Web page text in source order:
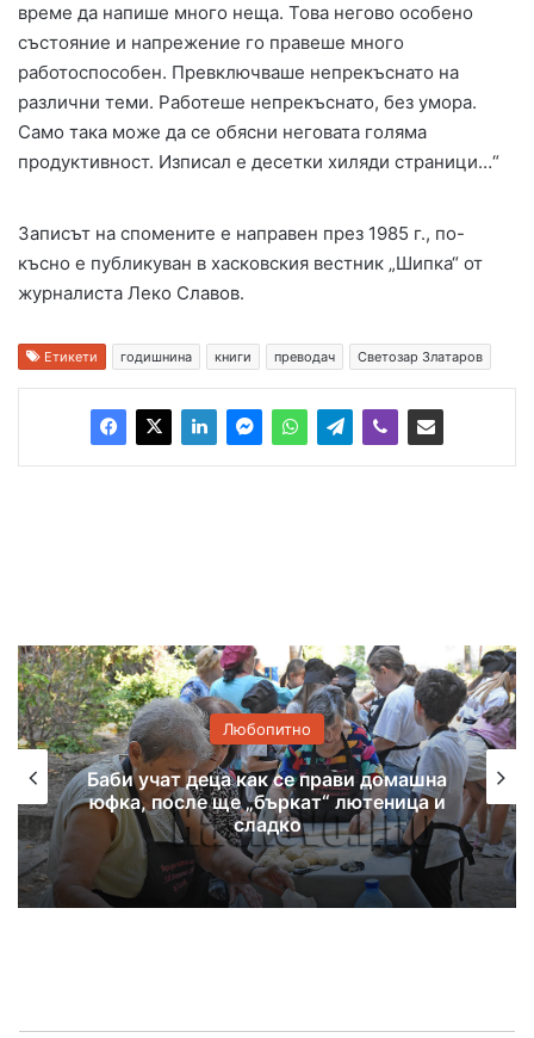
време да напише много неща. Това негово особено
състояние и напрежение го правеше много
работоспособен. Превключваше непрекъснато на
различни теми. Работеше непрекъснато, без умора.
Само така може да се обясни неговата голяма
продуктивност. Изписал е десетки хиляди страници…“
Записът на спомените е направен през 1985 г., по-
късно е публикуван в хасковския вестник „Шипка“ от
журналиста Леко Славов.
Етикети годишнина книги преводач Светозар Златаров
и
Любопитно
Хасковско присъствие в
националната изложба
божества“